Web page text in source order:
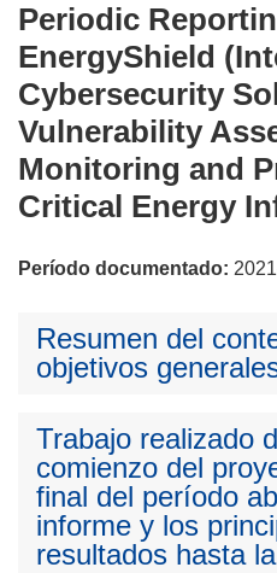
Periodic
EnergyShield
Cybersecurity
Vulnerability
Monitoring and
Critical Energy
Período documentado:
Resumen del
objetivos
Trabajo realizado
comienzo del
final del período
informe y los
resultados hasta